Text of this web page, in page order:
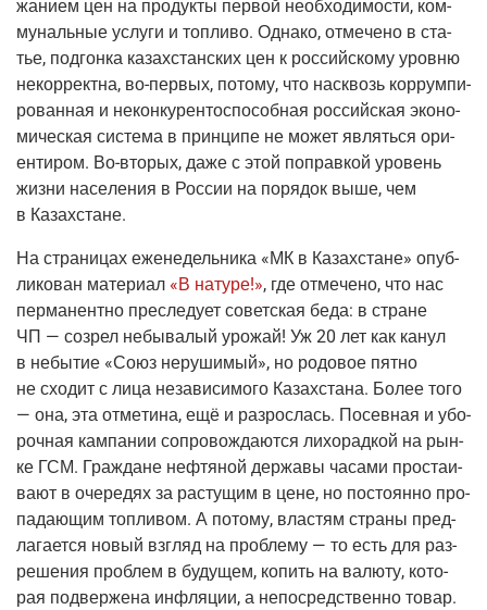
жа­ни­ем цен на про­дук­ты пер­вой необ­хо­ди­мо­сти, ком­
му­наль­ные услу­ги и топ­ли­во. Одна­ко, отме­че­но в ста­
тье, под­гон­ка казах­стан­ских цен к рос­сий­ско­му уров­ню
некор­рект­на, во-пер­вых, пото­му, что насквозь кор­рум­пи­
ро­ван­ная и некон­ку­рен­то­спо­соб­ная рос­сий­ская эко­но­
ми­че­ская систе­ма в прин­ци­пе не может являть­ся ори­
ен­ти­ром. Во-вто­рых, даже с этой поправ­кой уро­вень
жиз­ни насе­ле­ния в Рос­сии на поря­док выше, чем
в Казахстане.
На стра­ни­цах еже­не­дель­ни­ка «МК в Казах­стане» опуб­
ли­ко­ван мате­ри­ал «В нату­ре!», где отме­че­но, что нас
пер­ма­нент­но пре­сле­ду­ет совет­ская беда: в стране
ЧП — созрел небы­ва­лый уро­жай! Уж 20 лет как канул
в небы­тие «Союз неру­ши­мый», но родо­вое пят­но
не схо­дит с лица неза­ви­си­мо­го Казах­ста­на. Более того
— она, эта отме­ти­на, ещё и раз­рос­лась. Посев­ная и убо­
роч­ная кам­па­нии сопро­вож­да­ют­ся лихо­рад­кой на рын­
ке ГСМ. Граж­дане неф­тя­ной дер­жа­вы часа­ми про­ста­и­
ва­ют в оче­ре­дях за рас­ту­щим в цене, но посто­ян­но про­
па­да­ю­щим топ­ли­вом. А пото­му, вла­стям стра­ны пред­
ла­га­ет­ся новый взгляд на про­бле­му — то есть для раз­
ре­ше­ния про­блем в буду­щем, копить на валю­ту, кото­
рая под­вер­же­на инфля­ции, а непо­сред­ствен­но товар.